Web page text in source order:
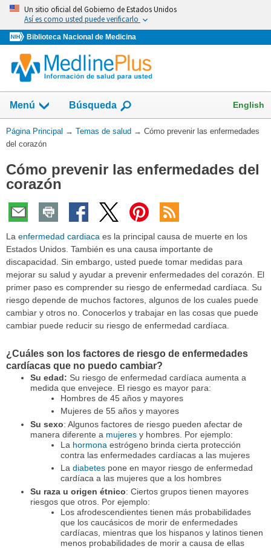
Omita
vaya
al
Contenido
Un sitio oficial del Gobierno de Estados Unidos
Así es como usted puede verificarlo
Biblioteca Nacional de Medicina
Menú
Mostrar
campo
de
Búsqueda English
Usted
está
Página Principal → Temas de salud → Cómo prevenir las enfermedades
del corazón
Cómo prevenir las enfermedades del
corazón
La enfermedad cardiaca es la principal causa de muerte en los
Estados Unidos. También es una causa importante de
discapacidad. Sin embargo, usted puede tomar medidas para
mejorar su salud y ayudar a prevenir enfermedades del corazón. El
primer paso es comprender su riesgo de enfermedad cardíaca. Su
riesgo depende de muchos factores, algunos de los cuales puede
cambiar y otros no. Conocerlos y trabajar en las cosas que puede
cambiar puede reducir su riesgo de enfermedad cardíaca.
¿Cuáles son los factores de riesgo de enfermedades
cardíacas que no puedo cambiar?
Su edad: Su riesgo de enfermedad cardíaca aumenta a
medida que envejece. El riesgo es mayor para:
Hombres de 45 años y mayores
Mujeres de 55 años y mayores
Su sexo: Algunos factores de riesgo pueden afectar de
manera diferente a mujeresy hombres. Por ejemplo:
La hormona estrógeno brinda cierta protección
contra las enfermedades cardíacas a las mujeres
La diabetespone en mayor riesgo de enfermedad
cardíaca a las mujeres que a los hombres
Su raza u origen étnico: Ciertos grupos tienen mayores
riesgos que otros. Por ejemplo:
Los afrodescendientes tienen más probabilidades
que los caucásicos de morir de enfermedades
cardíacas, mientras que los hispanos y latinos tienen
menos probabilidades de morir a causa de ellas